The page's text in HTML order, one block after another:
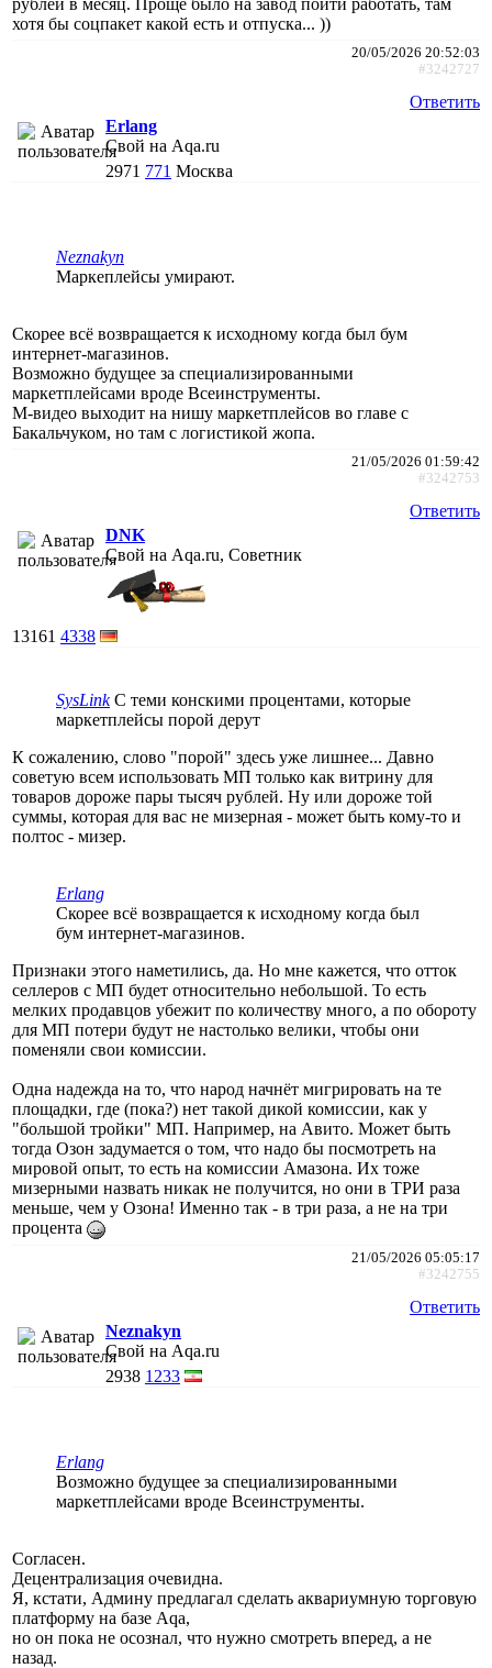
хотя бы соцпакет какой есть и отпуска... ))
20/05/2026 20:52:03
#3242727
Ответить
Erlang
Свой на Aqa.ru
2971 771 Москва
Neznakyn
Маркеплейсы умирают.
Скорее всё возвращается к исходному когда был бум
интернет-магазинов.
Возможно будущее за специализированными
маркетплейсами вроде Всеинструменты.
М-видео выходит на нишу маркетплейсов во главе с
Бакальчуком, но там с логистикой жопа.
21/05/2026 01:59:42
#3242753
Ответить
DNK
Свой на Aqa.ru, Советник
13161 4338
SysLink С теми конскими процентами, которые
маркетплейсы порой дерут
К сожалению, слово "порой" здесь уже лишнее... Давно
советую всем использовать МП только как витрину для
товаров дороже пары тысяч рублей. Ну или дороже той
суммы, которая для вас не мизерная - может быть кому-то и
полтос - мизер.
Erlang
Скорее всё возвращается к исходному когда был
бум интернет-магазинов.
Признаки этого наметились, да. Но мне кажется, что отток
селлеров с МП будет относительно небольшой. То есть
мелких продавцов убежит по количеству много, а по обороту
для МП потери будут не настолько велики, чтобы они
поменяли свои комиссии.
Одна надежда на то, что народ начнёт мигрировать на те
площадки, где (пока?) нет такой дикой комиссии, как у
"большой тройки" МП. Например, на Авито. Может быть
тогда Озон задумается о том, что надо бы посмотреть на
мировой опыт, то есть на комиссии Амазона. Их тоже
мизерными назвать никак не получится, но они в ТРИ раза
меньше, чем у Озона! Именно так - в три раза, а не на три
процента
21/05/2026 05:05:17
#3242755
Ответить
Neznakyn
Свой на Aqa.ru
2938 1233
Erlang
Возможно будущее за специализированными
маркетплейсами вроде Всеинструменты.
Согласен.
Децентрализация очевидна.
Я, кстати, Админу предлагал сделать аквариумную торговую
платформу на базе Аqa,
но он пока не осознал, что нужно смотреть вперед, а не
назад.